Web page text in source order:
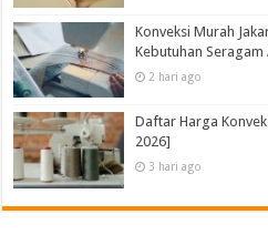
Konveksi Murah
Kebutuhan Seragam
2 hari ago
Daftar Harga
2026]
3 hari ago